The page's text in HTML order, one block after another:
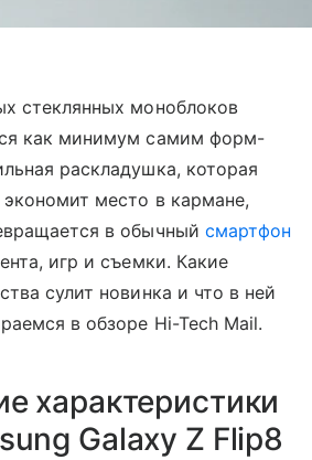
стеклянных моноблоков
как минимум самим форм-
раскладушка, которая
место в кармане,
в обычный смартфон
игр и съемки. Какие
сулит новинка и что в ней
в обзоре Hi-Tech Mail.
характеристики
Galaxy Z Flip8